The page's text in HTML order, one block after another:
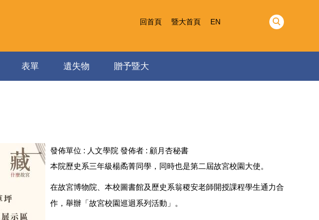
回首頁 暨大首頁 EN
表單 遺失物 贈予暨大
發佈單位 : 人文學院 發佈者 : 顧月杏秘書
本院歷史系三年級楊矞菁同學，同時也是第二屆故宮校園大使。
在故宮博物院、本校圖書館及歷史系翁稷安老師開授課程學生通力合
作，舉辦「故宮校園巡迴系列活動」。